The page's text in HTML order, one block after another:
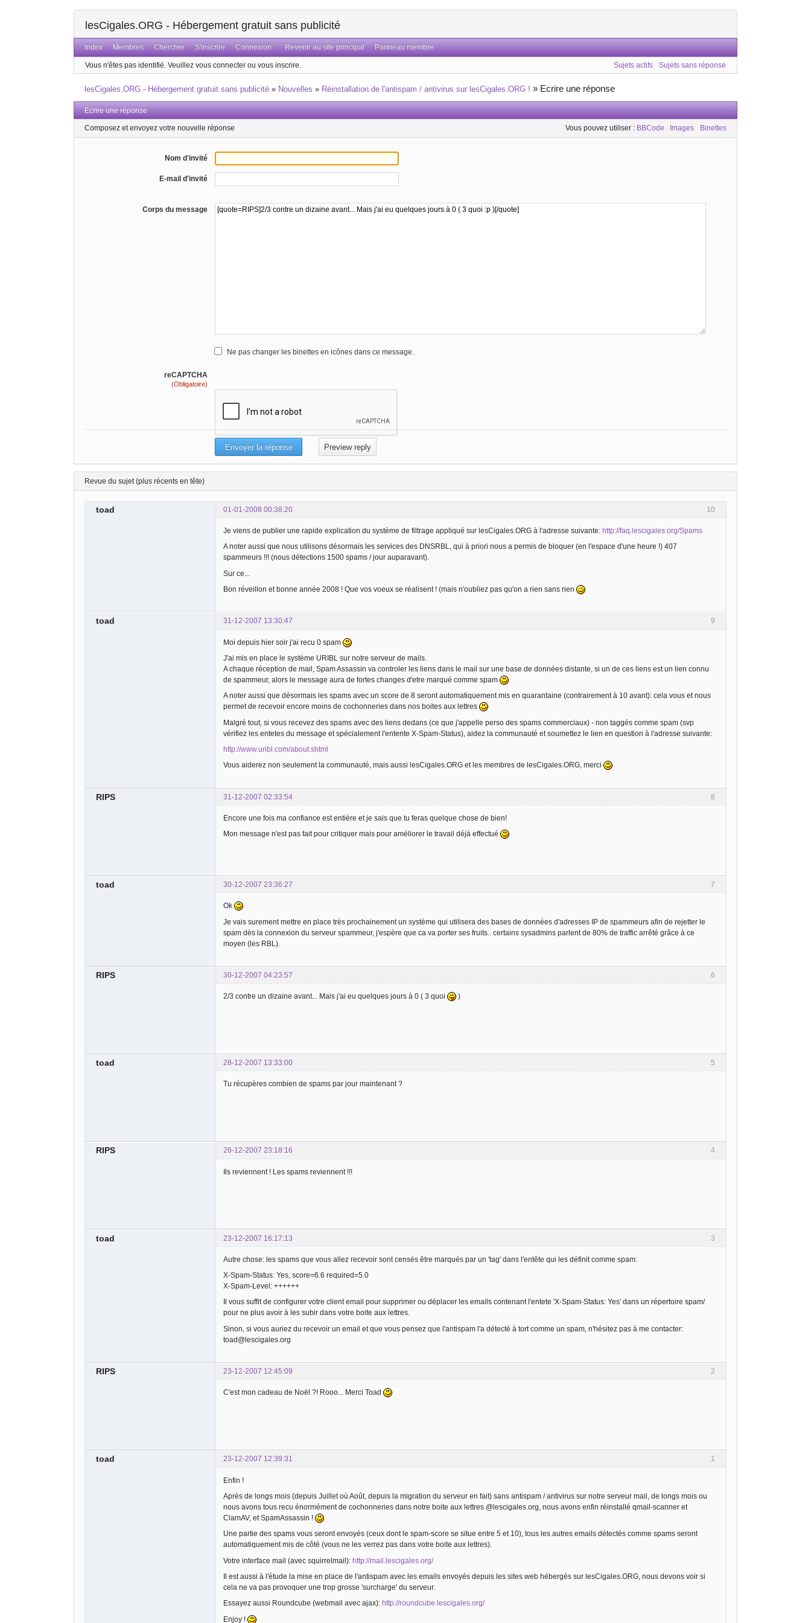
lesCigales.ORG - Hébergement gratuit sans publicité
Index Membres Chercher S'inscrire Connexion Revenir au site principal Panneau membre
Vous n'êtes pas identifié. Veuillez vous connecter ou vous inscrire. Sujets actifs Sujets sans réponse
lesCigales.ORG - Hébergement gratuit sans publicité » Nouvelles » Réinstallation de l'antispam / antivirus sur lesCigales.ORG ! » Ecrire une réponse
Ecrire une réponse
Composez et envoyez votre nouvelle réponse Vous pouvez utiliser : BBCode Images Binettes
Nom d'invité
E-mail d'invité
Corps du message
Ne pas changer les binettes en icônes dans ce message.
reCAPTCHA
(Obligatoire)
Revue du sujet (plus récents en tête)
10
toad 01-01-2008 00:38:20
Je viens de publier une rapide explication du système de filtrage appliqué sur lesCigales.ORG à l'adresse suivante: http://faq.lescigales.org/Spams
A noter aussi que nous utilisons désormais les services des DNSRBL, qui à priori nous a permis de bloquer (en l'espace d'une heure !) 407
spammeurs !!! (nous détections 1500 spams / jour auparavant).
Sur ce...
Bon réveillon et bonne année 2008 ! Que vos voeux se réalisent ! (mais n'oubliez pas qu'on a rien sans rien
9
toad 31-12-2007 13:30:47
Moi depuis hier soir j'ai recu 0 spam
J'ai mis en place le système URIBL sur notre serveur de mails.
A chaque réception de mail, Spam Assassin va controler les liens dans le mail sur une base de données distante, si un de ces liens est un lien connu
de spammeur, alors le message aura de fortes changes d'etre marqué comme spam
A noter aussi que désormais les spams avec un score de 8 seront automatiquement mis en quarantaine (contrairement à 10 avant): cela vous et nous
permet de recevoir encore moins de cochonneries dans nos boites aux lettres
Malgré tout, si vous recevez des spams avec des liens dedans (ce que j'appelle perso des spams commerciaux) - non taggés comme spam (svp
vérifiez les entetes du message et spécialement l'entente X-Spam-Status), aidez la communauté et soumettez le lien en question à l'adresse suivante:
http://www.uribl.com/about.shtml
Vous aiderez non seulement la communauté, mais aussi lesCigales.ORG et les membres de lesCigales.ORG, merci
8
RIPS 31-12-2007 02:33:54
Encore une fois ma confiance est entière et je sais que tu feras quelque chose de bien!
Mon message n'est pas fait pour critiquer mais pour améliorer le travail déjà effectué
7
toad 30-12-2007 23:36:27
Ok
Je vais surement mettre en place très prochainement un système qui utilisera des bases de données d'adresses IP de spammeurs afin de rejetter le
spam dès la connexion du serveur spammeur, j'espère que ca va porter ses fruits.. certains sysadmins parlent de 80% de traffic arrêté grâce à ce
moyen (les RBL).
6
RIPS 30-12-2007 04:23:57
2/3 contre un dizaine avant... Mais j'ai eu quelques jours à 0 ( 3 quoi )
5
toad 28-12-2007 13:33:00
Tu récupères combien de spams par jour maintenant ?
4
RIPS 26-12-2007 23:18:16
Ils reviennent ! Les spams reviennent !!!
3
toad 23-12-2007 16:17:13
Autre chose: les spams que vous allez recevoir sont censés être marqués par un 'tag' dans l'entête qui les définit comme spam:
X-Spam-Status: Yes, score=6.6 required=5.0
X-Spam-Level: ++++++
Il vous suffit de configurer votre client email pour supprimer ou déplacer les emails contenant l'entete 'X-Spam-Status: Yes' dans un répertoire spam/
pour ne plus avoir à les subir dans votre boite aux lettres.
Sinon, si vous auriez du recevoir un email et que vous pensez que l'antispam l'a détecté à tort comme un spam, n'hésitez pas à me contacter:
toad@lescigales.org
2
RIPS 23-12-2007 12:45:09
C'est mon cadeau de Noël ?! Rooo... Merci Toad
1
toad 23-12-2007 12:39:31
Enfin !
Après de longs mois (depuis Juillet où Août, depuis la migration du serveur en fait) sans antispam / antivirus sur notre serveur mail, de longs mois ou
nous avons tous recu énormément de cochonneries dans notre boite aux lettres @lescigales.org, nous avons enfin réinstallé qmail-scanner et
ClamAV, et SpamAssassin !
Une partie des spams vous seront envoyés (ceux dont le spam-score se situe entre 5 et 10), tous les autres emails détectés comme spams seront
automatiquement mis de côté (vous ne les verrez pas dans votre boite aux lettres).
Votre interface mail (avec squirrelmail): http://mail.lescigales.org/
Il est aussi à l'étude la mise en place de l'antispam avec les emails envoyés depuis les sites web hébergés sur lesCigales.ORG, nous devons voir si
cela ne va pas provoquer une trop grosse 'surcharge' du serveur.
Essayez aussi Roundcube (webmail avec ajax): http://roundcube.lescigales.org/
Enjoy !